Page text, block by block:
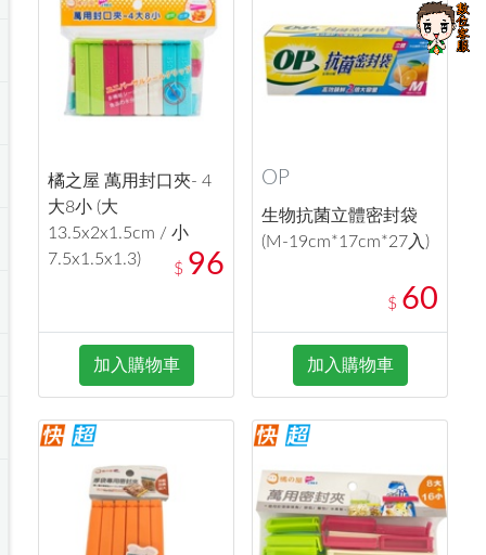
箱購飲料
橘之屋 萬用封口夾- 4
大8小 (大
13.5x2x1.5cm / 小
7.5x1.5x1.3)
$ 96
加入購物車
OP
生物抗菌立體密封袋
(M-19cm*17cm*27入)
$ 60
加入購物車